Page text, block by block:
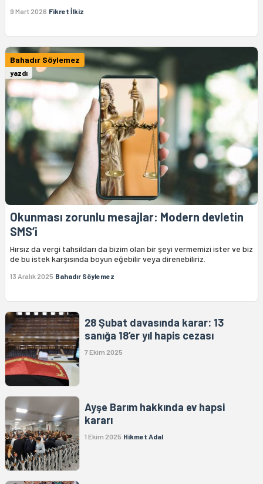
9 Mart 2026 Fikret İlkiz
Bahadır Söylemez
yazdı
Okunması zorunlu mesajlar: Modern devletin
SMS’i
Hırsız da vergi tahsildarı da bizim olan bir şeyi vermemizi ister ve biz
de bu istek karşısında boyun eğebilir veya direnebiliriz.
13 Aralık 2025 Bahadır Söylemez
28 Şubat davasında karar: 13
sanığa 18’er yıl hapis cezası
7 Ekim 2025
Ayşe Barım hakkında ev hapsi
kararı
1 Ekim 2025 Hikmet Adal